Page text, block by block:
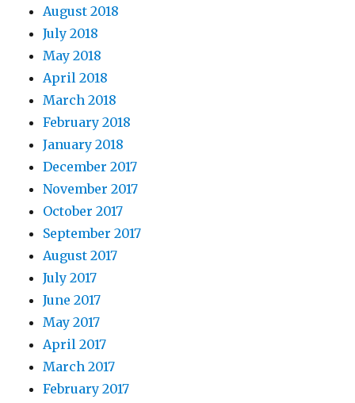
August 2018
July 2018
May 2018
April 2018
March 2018
February 2018
January 2018
December 2017
November 2017
October 2017
September 2017
August 2017
July 2017
June 2017
May 2017
April 2017
March 2017
February 2017